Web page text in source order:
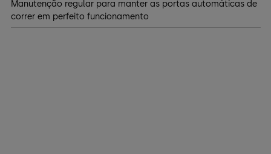
Manutenção regular para manter as portas automáticas de
correr em perfeito funcionamento